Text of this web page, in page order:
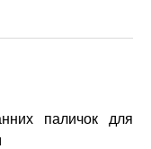
паличок для